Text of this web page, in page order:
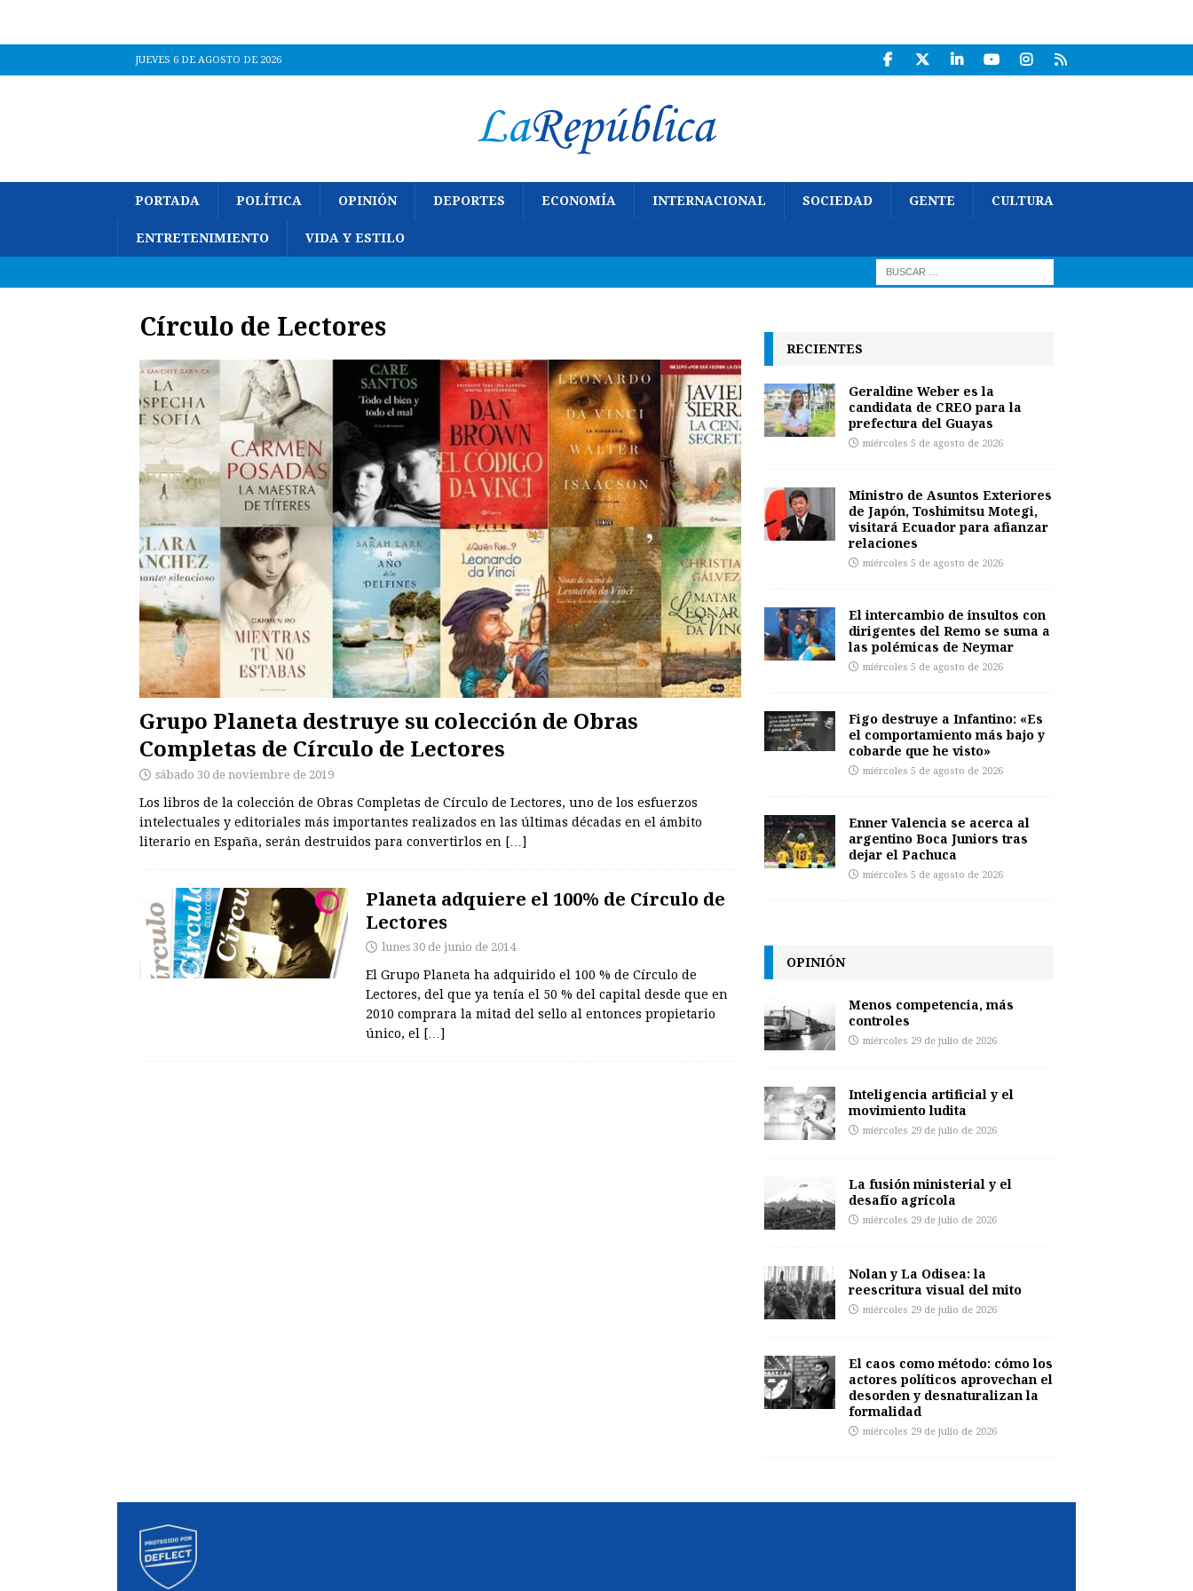
JUEVES 6 DE AGOSTO DE 2026
PORTADA POLÍTICA OPINIÓN DEPORTES ECONOMÍA INTERNACIONAL SOCIEDAD GENTE CULTURA
ENTRETENIMIENTO VIDA Y ESTILO
Círculo de Lectores
Grupo Planeta destruye su colección de Obras
Completas de Círculo de Lectores
sábado 30 de noviembre de 2019
Los libros de la colección de Obras Completas de Círculo de Lectores, uno de los esfuerzos
intelectuales y editoriales más importantes realizados en las últimas décadas en el ámbito
literario en España, serán destruidos para convertirlos en […]
Planeta adquiere el 100% de Círculo de
Lectores
lunes 30 de junio de 2014
El Grupo Planeta ha adquirido el 100 % de Círculo de
Lectores, del que ya tenía el 50 % del capital desde que en
2010 comprara la mitad del sello al entonces propietario
único, el
[…]
RECIENTES
Geraldine Weber es la
candidata de CREO para la
prefectura del Guayas
miércoles 5 de agosto de 2026
Ministro de Asuntos Exteriores
de Japón, Toshimitsu Motegi,
visitará Ecuador para afianzar
relaciones
miércoles 5 de agosto de 2026
El intercambio de insultos con
dirigentes del Remo se suma a
las polémicas de Neymar
miércoles 5 de agosto de 2026
Figo destruye a Infantino: «Es
el comportamiento más bajo y
cobarde que he visto»
miércoles 5 de agosto de 2026
Enner Valencia se acerca al
argentino Boca Juniors tras
dejar el Pachuca
miércoles 5 de agosto de 2026
OPINIÓN
Menos competencia, más
controles
miércoles 29 de julio de 2026
Inteligencia artificial y el
movimiento ludita
miércoles 29 de julio de 2026
La fusión ministerial y el
desafío agrícola
miércoles 29 de julio de 2026
Nolan y La Odisea: la
reescritura visual del mito
miércoles 29 de julio de 2026
El caos como método: cómo los
actores políticos aprovechan el
desorden y desnaturalizan la
formalidad
miércoles 29 de julio de 2026